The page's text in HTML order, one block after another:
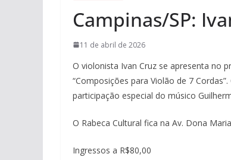
Campinas/SP:
11 de abril de 2026
O violonista Ivan Cruz se apresenta no
“Composições para Violão de 7
participação especial do músico
O Rabeca Cultural fica na Av. Dona
Ingressos a R$80,00